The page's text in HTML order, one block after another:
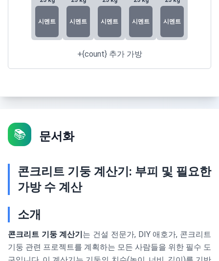
시멘트 시멘트 시멘트 시멘트 시멘트
+{count} 추가 가방
📚 문서화
콘크리트 기둥 계산기: 부피 및 필요한
가방 수 계산
소개
콘크리트 기둥 계산기는 건설 전문가, DIY 애호가, 콘크리트
기둥 관련 프로젝트를 계획하는 모든 사람들을 위한 필수 도